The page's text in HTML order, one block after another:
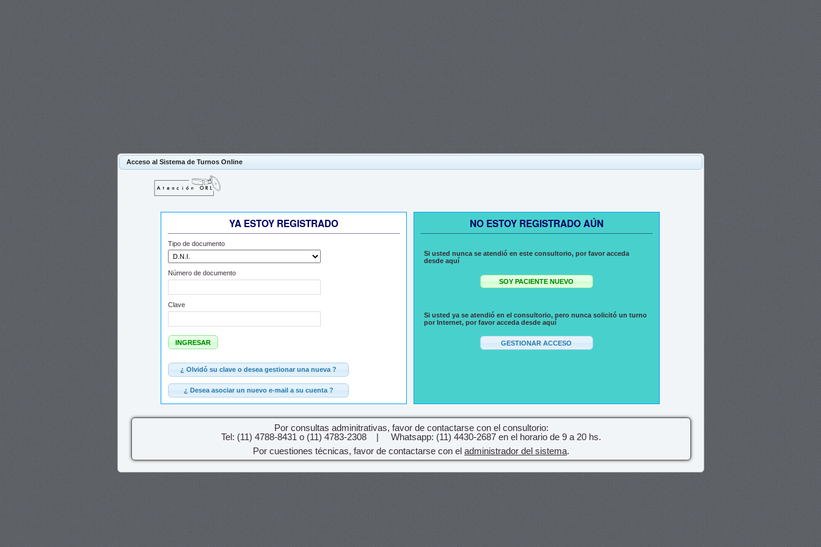
Acceso al Sistema de Turnos Online
YA ESTOY REGISTRADO
Tipo de documento
Número de documento
Clave
NO ESTOY REGISTRADO AÚN
Si usted nunca se atendió en este consultorio, por favor acceda
desde aquí
Si usted ya se atendió en el consultorio, pero nunca solicitó un turno
por Internet, por favor acceda desde aquí
Por consultas adminitrativas, favor de contactarse con el consultorio:
Tel: (11) 4788-8431 o (11) 4783-2308 | Whatsapp: (11) 4430-2687 en el horario de 9 a 20 hs.
Por cuestiones técnicas, favor de contactarse con eladministrador del sistema.